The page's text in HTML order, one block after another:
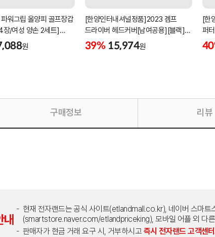
워그립 올양피 골프장갑
장/여성 양손 2세트]
스포함]
원
[한양인터내셔널정품]2023 겜프
드라이버 헤드커버[남여공용][블랙]
[HD-302]
39% 15,974원
[한
퍼
구매정보 리뷰
현재 전자랜드는 공식 사이트(etlandmall.co.kr), 네이버 스마트
(smartstore.naver.com/etlandpriceking), 모바일 어플 외 다른
판매자가 현금 거래 요구 시, 거부하시고 즉시 전자랜드 고객센